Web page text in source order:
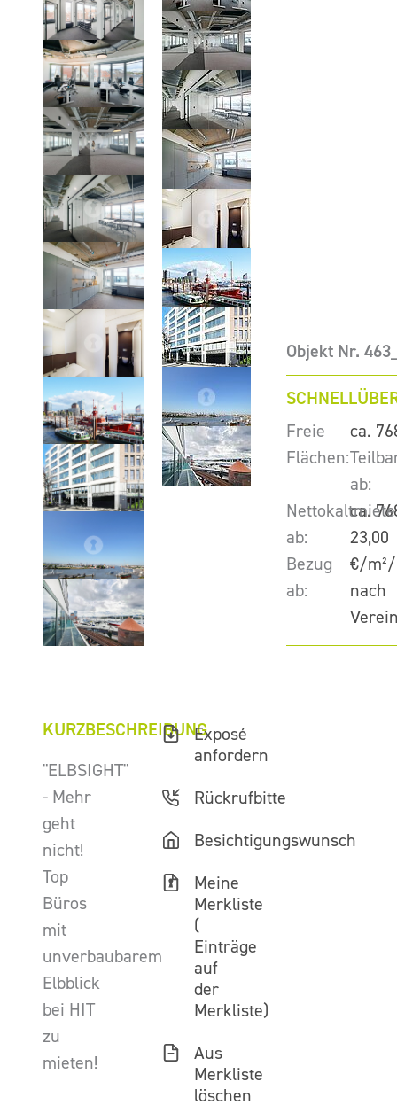
Objekt Nr.
Freie
Flächen:
ca.
ab:
ca.
Nettokaltmiete
ab:
23,00
€/
Bezug
ab:
nach
KURZBESCHREIBUNG
"ELBSIGHT"
- Mehr
geht
nicht!
Top
Büros
mit
unverbaubarem
Elbblick
bei HIT
zu
mieten!
Exposé
anfordern
Rückrufbitte
Besichtigungswunsch
Meine
Merkliste
(
Einträge
auf
der
Merkliste)
Aus
Merkliste
löschen